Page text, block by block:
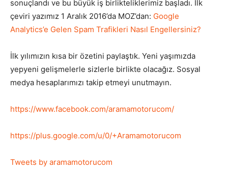
sonuçlandı ve bu büyük iş birlikteliklerimiz başladı. İlk
çeviri yazımız 1 Aralık 2016’da MOZ’dan: Google
Analytics’e Gelen Spam Trafikleri Nasıl Engellersiniz?
İlk yılımızın kısa bir özetini paylaştık. Yeni yaşımızda
yepyeni gelişmelerle sizlerle birlikte olacağız. Sosyal
medya hesaplarımızı takip etmeyi unutmayın.
https://www.facebook.com/aramamotorucom/
https://plus.google.com/u/0/+Aramamotorucom
Tweets by aramamotorucom